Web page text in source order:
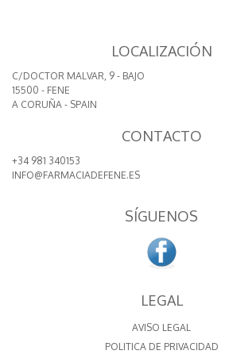
LOCALIZACIÓN
C/DOCTOR MALVAR, 9 - BAJO
15500 - FENE
A CORUÑA - SPAIN
CONTACTO
+34 981 340153
INFO@FARMACIADEFENE.ES
SÍGUENOS
LEGAL
AVISO LEGAL
POLITICA DE PRIVACIDAD